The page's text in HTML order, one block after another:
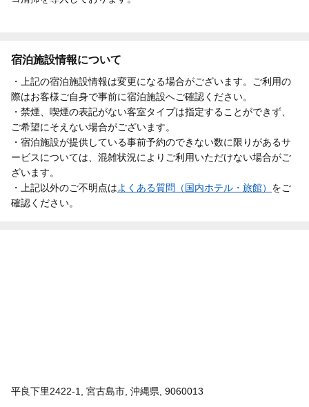
宿泊施設情報について
・上記の宿泊施設情報は変更になる場合がございます。ご利用の
際はお客様ご自身で事前に宿泊施設へご確認ください。
・禁煙、喫煙の表記がない客室タイプは指定することができず、
ご希望にそえない場合がございます。
・宿泊施設が提供している事前予約のできない数に限りがあるサ
ービスについては、混雑状況によりご利用いただけない場合がご
ざいます。
・上記以外のご不明点はよくある質問（国内ホテル・旅館） をご
確認ください。
平良下里2422-1, 宮古島市, 沖縄県, 9060013